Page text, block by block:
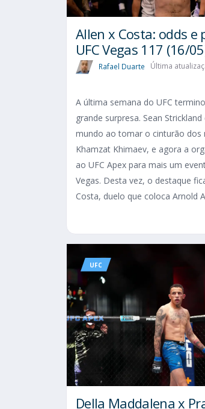
Allen x Costa: odds e
UFC Vegas 117 (16/
Rafael Duarte Última
A última semana do UFC
grande surpresa. Sean
mundo ao tomar o cinturão dos
Khamzat Khimaev, e agora a
ao UFC Apex para mais um
Vegas. Desta vez, o destaque
Costa, duelo que coloca Arnold
UFC
Della Maddalena x